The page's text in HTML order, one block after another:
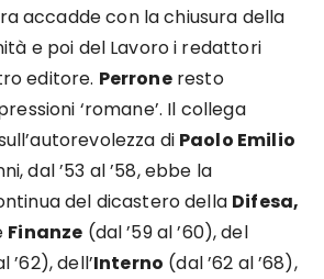
accadde con la chiusura della
e poi del Lavoro i redattori
editore. Perroneresto
‘romane’. Il collega
di Paolo Emilio
dal ’53 al ’58, ebbe la
del dicastero della Difesa,
Finanze (dal ’59 al ’60), del
’62), dell’Interno (dal ’62 al ’68),